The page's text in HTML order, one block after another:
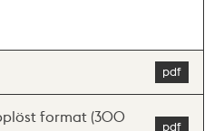
format (300